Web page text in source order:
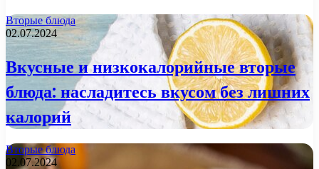
Вторые блюда
02.07.2024
Вкусные и низкокалорийные вторые
блюда: насладитесь вкусом без лишних
калорий
Вторые блюда
02.07.2024